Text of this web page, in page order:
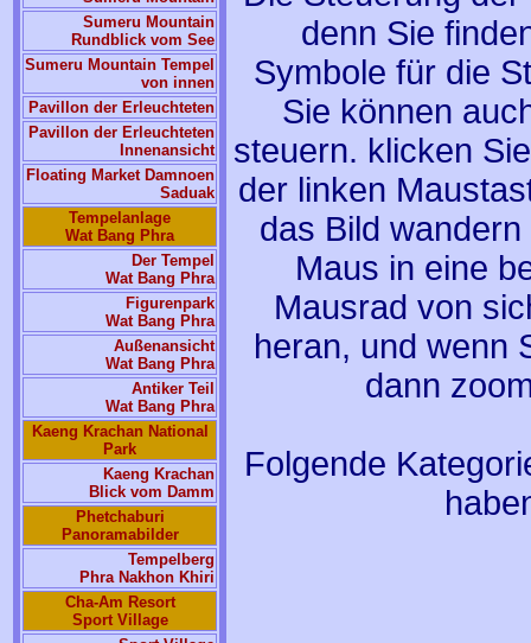
Sumeru Mountain
Rundblick vom See
Sumeru Mountain Tempel
von innen
Pavillon der Erleuchteten
Pavillon der Erleuchteten
Innenansicht
Floating Market Damnoen
Saduak
Tempelanlage
Wat Bang Phra
Der Tempel
Wat Bang Phra
Figurenpark
Wat Bang Phra
Außenansicht
Wat Bang Phra
Antiker Teil
Wat Bang Phra
Kaeng Krachan National
Park
Kaeng Krachan
Blick vom Damm
Phetchaburi
Panoramabilder
Tempelberg
Phra Nakhon Khiri
Cha-Am Resort
Sport Village
denn Sie
Symbole für die
Sie können
steuern. klicken
der linken
das Bild
Maus in eine
Mausrad von
heran, und wenn
dann
Folgende